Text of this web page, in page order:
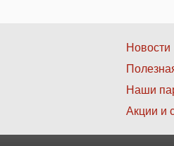
2
Новости
Наши
Акции и